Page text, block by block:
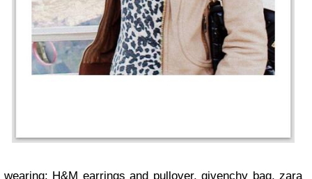
wearing: H&M earrings and pullover, givenchy bag, zara